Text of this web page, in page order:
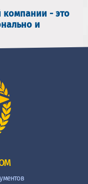
компании - это
и